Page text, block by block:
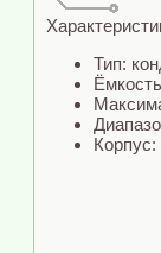
Тип: